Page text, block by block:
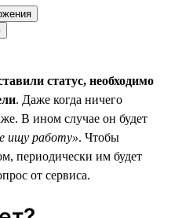
статус, необходимо
. Даже когда ничего
В ином случае он будет
ищу работу». Чтобы
периодически им будет
от сервиса.